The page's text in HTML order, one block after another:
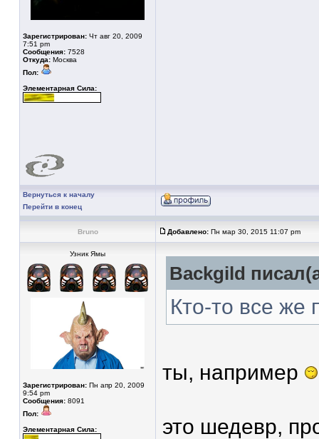
Зарегистрирован: Чт авг 20, 2009
7:51 pm
Сообщения: 7528
Откуда: Москва
Пол:
Элементарная Сила:
Вернуться к началу
Перейти в конец
Bruno Добавлено: Пн мар 30, 2015 11:07 pm
Узник Ямы
Зарегистрирован: Пн апр 20, 2009
9:54 pm
Сообщения: 8091
Пол:
Элементарная Сила:
Backgild
Кто-то все же
ты, например
это шедевр,